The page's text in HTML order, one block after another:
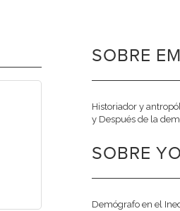
SOBRE
Historiador y
y Después de la
SOBRE
Demógrafo en el